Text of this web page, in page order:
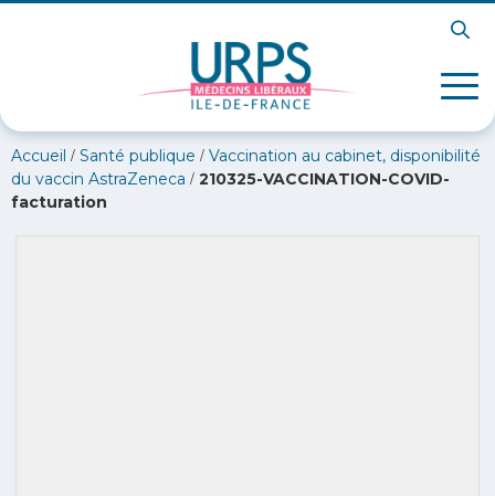
Accueil / Santé publique / Vaccination au cabinet, disponibilité
du vaccin AstraZeneca / 210325-VACCINATION-COVID-
facturation